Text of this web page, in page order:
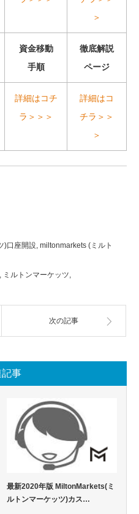
＞
資金移動
手順
徹底解説
ページ
詳細はコチ
ラ＞＞＞
詳細はコ
チラ＞＞
＞
)口座開設 miltonmarkets (ミルト
ミルトンマーケッツ
次の記事
記事
最新2020年版 MiltonMarkets(ミ
ルトンマーケッツ)カス…